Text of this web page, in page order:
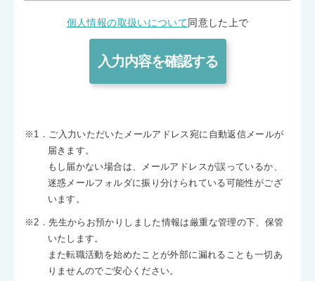
個人情報の取扱いについて 同意した上で
※1．ご入力いただいたメールアドレス宛に自動返信メールが
届きます。
もし届かない場合は、メールアドレスが誤っているか、
迷惑メールフォルダに振り分けられている可能性がござ
います。
※2．先生からお預かりしました情報は厳重な管理の下、保管
いたします。
また転職活動を始めたことが外部に漏れることも一切あ
りませんのでご安心ください。